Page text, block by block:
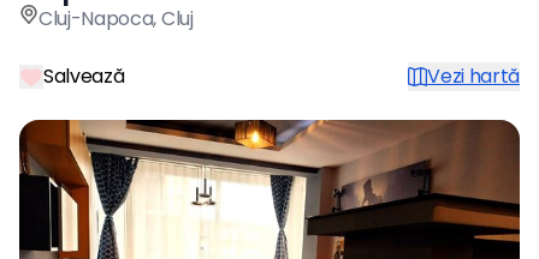
Cluj-Napoca,Cluj
Salvează Vezi hartă